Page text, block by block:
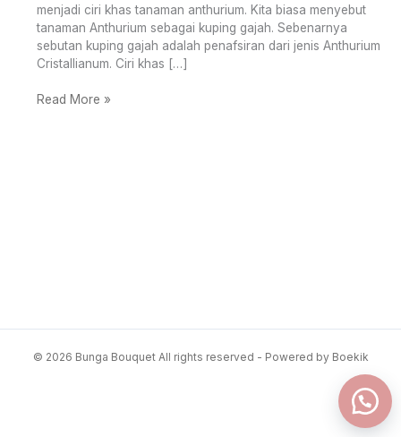
menjadi ciri khas tanaman anthurium. Kita biasa menyebut
tanaman Anthurium sebagai kuping gajah. Sebenarnya
sebutan kuping gajah adalah penafsiran dari jenis Anthurium
Cristallianum. Ciri khas […]
Read More »
© 2026 Bunga Bouquet All rights reserved - Powered by Boekik